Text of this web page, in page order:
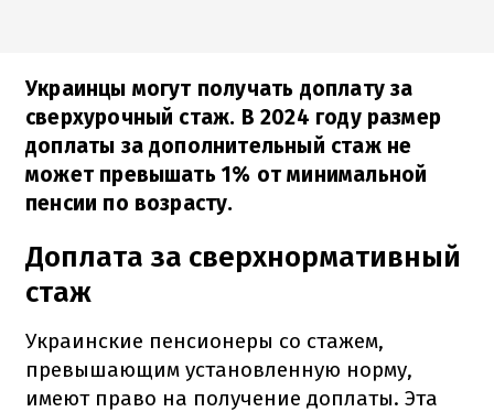
Украинцы могут получать доплату за
сверхурочный стаж. В 2024 году размер
доплаты за дополнительный стаж не
может превышать 1% от минимальной
пенсии по возрасту.
Доплата за сверхнормативный
стаж
Украинские пенсионеры со стажем,
превышающим установленную норму,
имеют право на получение доплаты. Эта